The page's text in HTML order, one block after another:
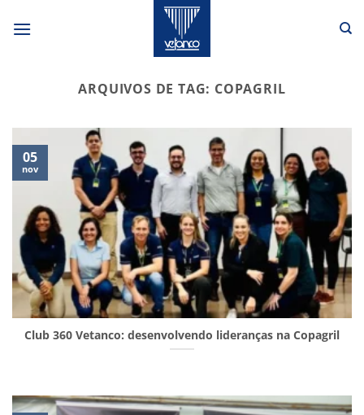
ARQUIVOS DE TAG: COPAGRIL
Club 360 Vetanco: desenvolvendo lideranças na Copagril
05
nov